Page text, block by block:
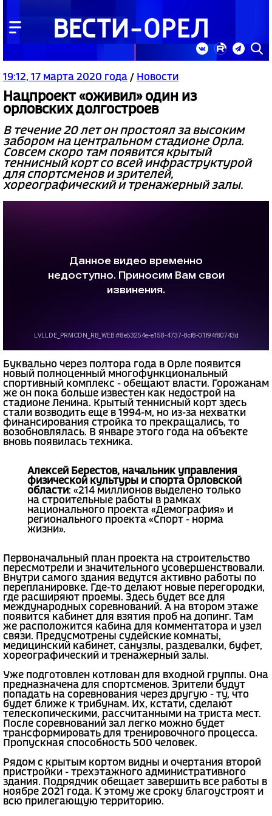
19:12, 17 марта 2020 года / Новости
Нацпроект «оживил» один из
орловских долгостроев
В течение 20 лет он простоял за высоким
забором на центральном стадионе Орла.
Совсем скоро там появится крытый
теннисный корт со всей инфраструктурой
для спортсменов и зрителей,
хореографический и тренажерный залы.
Буквально через полтора года в Орле появится
новый полноценный многофункциональный
спортивный комплекс - обещают власти. Горожанам
же он пока больше известен как недострой на
стадионе Ленина. Крытый теннисный корт здесь
стали возводить еще в 1994-м, но из-за нехватки
финансирования стройка то прекращались, то
возобновлялась. В январе этого года на объекте
вновь появилась техника.
Алексей Берестов, начальник управления
физической культуры и спорта Орловской
области : «214 миллионов выделено только
на строительные работы в рамках
национального проекта «Демография» и
регионального проекта «Спорт - норма
жизни».
Первоначальный план проекта на строительство
пересмотрели и значительного усовершенствовали.
Внутри самого здания ведутся активно работы по
перепланировке. Где-то делают новые перегородки,
где расширяют проемы. Здесь будет все для
международных соревнований. А на втором этаже
появится кабинет для взятия проб на допинг. Там
же расположится кабина для комментатора и узел
связи. Предусмотрены судейские комнаты,
медицинский кабинет, санузлы, раздевалки, буфет,
хореографический и тренажерный залы.
Уже подготовлен котлован для входной группы. Она
предназначена для спортсменов. Зрители будут
попадать на соревнования через другую - ту, что
будет ближе к трибунам. Их, кстати, сделают
телескопическими, рассчитанными на триста мест.
После соревнований зал легко можно будет
трансформировать для тренировочного процесса.
Пропускная способность 500 человек.
Рядом с крытым кортом видны и очертания второй
пристройки - трехэтажного административного
здания. Подрядчик обещает завершить все работы в
ноябре 2021 года. К этому же сроку благоустроят и
всю прилегающую территорию.